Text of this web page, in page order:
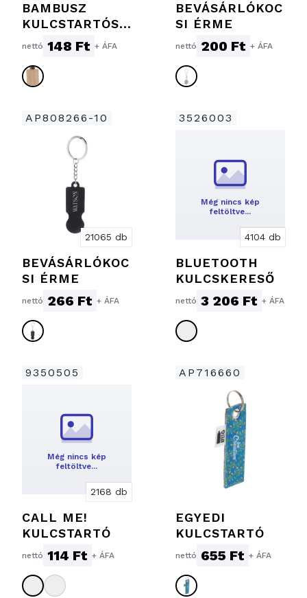
BAMBUSZ
KULCSTARTÓS
BEVÁSÁRLÓ
ÉRME
nettó 148 Ft + ÁFA
BEVÁSÁRLÓKOC
SI ÉRME
nettó 200 Ft + ÁFA
AP808266-10
21065 db
BEVÁSÁRLÓKOC
SI ÉRME
nettó 266 Ft + ÁFA
3526003
Még nincs kép
feltöltve…
4104 db
BLUETOOTH
KULCSKERESŐ
nettó 3 206 Ft + ÁFA
9350505
Még nincs kép
feltöltve…
2168 db
CALL ME!
KULCSTARTÓ
nettó 114 Ft + ÁFA
AP716660
EGYEDI
KULCSTARTÓ
nettó 655 Ft + ÁFA